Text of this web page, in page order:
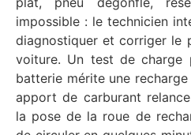
impossible : le technicien
diagnostiquer et corriger le
voiture. Un test de charge
batterie mérite une
apport de carburant
la pose de la roue de